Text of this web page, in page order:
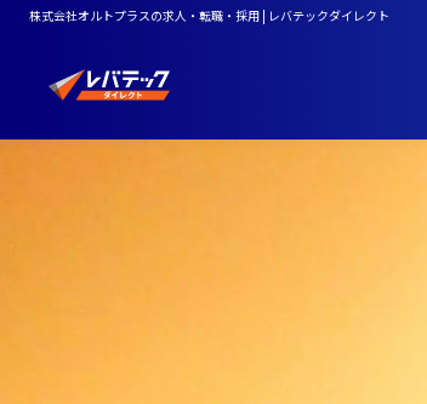
株式会社オルトプラスの求人・転職・採用 | レバテックダイレクト